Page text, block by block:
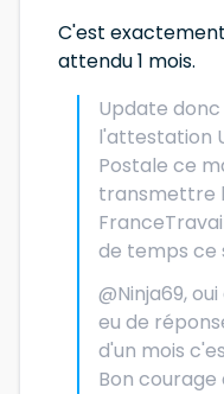
C'est
attendu 1 mois.
Update donc
l'attestation
Postale ce
transmettre
de temps ce
@Ninja69,
eu de
d'un mois
Bon courage